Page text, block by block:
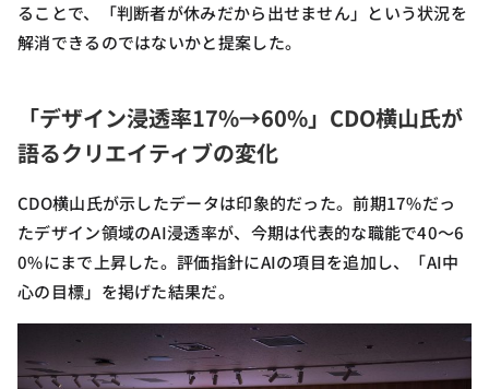
ることで、「判断者が休みだから出せません」という状況を
解消できるのではないかと提案した。
「デザイン浸透率17%→60%」CDO横山氏が
語るクリエイティブの変化
CDO横山氏が示したデータは印象的だった。前期17%だっ
たデザイン領域のAI浸透率が、今期は代表的な職能で40〜6
0%にまで上昇した。評価指針にAIの項目を追加し、「AI中
心の目標」を掲げた結果だ。